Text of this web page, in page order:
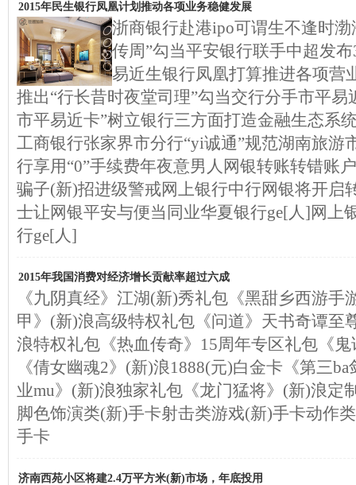
2015年民生银行凤凰计划推动各项业务稳健发展
浙商银行赴港ipo可谓生不逢时
传周”勾当平安银行联手中超发
易近生银行凤凰打算推进各项营
推出“行长昔时夜堂司理”勾当交行分手市平易
市平易近卡”树立银行三方面打造金融生态系
工商银行张家界市分行“yi诚通”规范湖南旅游
行享用“0”手续费年夜意男人网银转账转错账
骗子(新)招进级警戒网上银行中行网银将开启
士让网银平安与便当同业华夏银行ge[人]网上
行ge[人]
2015年我国消费对经济增长贡献率超过六成
《九阴真经》江湖(新)秀礼包《黑甜乡西游
甲》(新)浪高级特权礼包《问道》天书奇谭至
浪特权礼包《热血传奇》15周年专区礼包《
《倩女幽魂2》(新)浪1888(元)白金卡《第三
业mu》(新)浪独家礼包《龙门猛将》(新)浪定
脚色饰演类(新)手卡射击类游戏(新)手卡动作
手卡
济南西苑小区将建2.4万平方米(新)市场，年底投用